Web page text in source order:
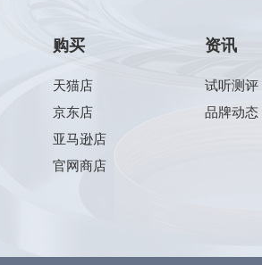
购买
天猫店
京东店
亚马逊店
官网商店
资讯
试听测评
品牌动态